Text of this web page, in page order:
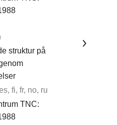
struktur på
fi, fr, no, ru
TNC: